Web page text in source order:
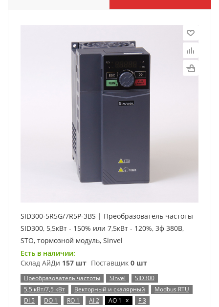
SID300-5R5G/7R5P-3BS | Преобразователь частоты
SID300, 5,5кВт - 150% или 7,5кВт - 120%, 3ф 380В,
STO, тормозной модуль, Sinvel
Есть в наличии:
Склад АйДи 157 шт Поставщик 0 шт
Преобразователь частоты Sinvel
SID300
5,5 кВт/7,5 кВт
Векторный и скалярный
Modbus RTU
DI 5
DO 1 RO 1 AI 2 AO 1 x
F 3